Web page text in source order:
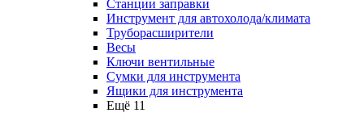
Станции заправки
Инструмент для автохолода/климата
Труборасширители
Весы
Ключи вентильные
Сумки для инструмента
Ящики для инструмента
Ещё 11